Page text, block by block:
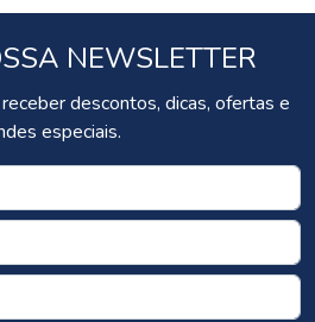
NEWSLETTER
descontos, dicas, ofertas e
especiais.